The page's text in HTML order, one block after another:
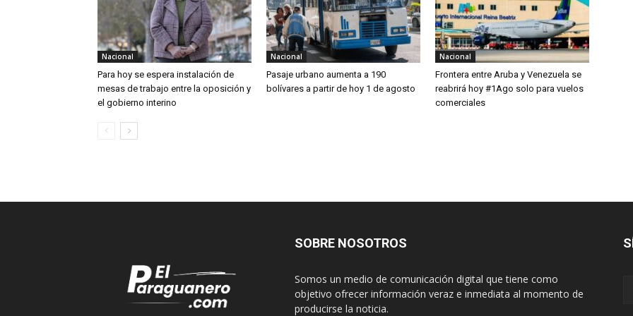
Nacional
Para hoy se espera instalación de
mesas de trabajo entre la oposición y
el gobierno interino
Nacional
Pasaje urbano aumenta a 190
bolívares a partir de hoy 1 de agosto
Nacional
Frontera entre Aruba y Venezuela se
reabrirá hoy #1Ago solo para vuelos
comerciales
SOBRE NOSOTROS
Somos un medio de comunicación digital que tiene como
objetivo ofrecer información veraz e inmediata al momento de
producirse la noticia.